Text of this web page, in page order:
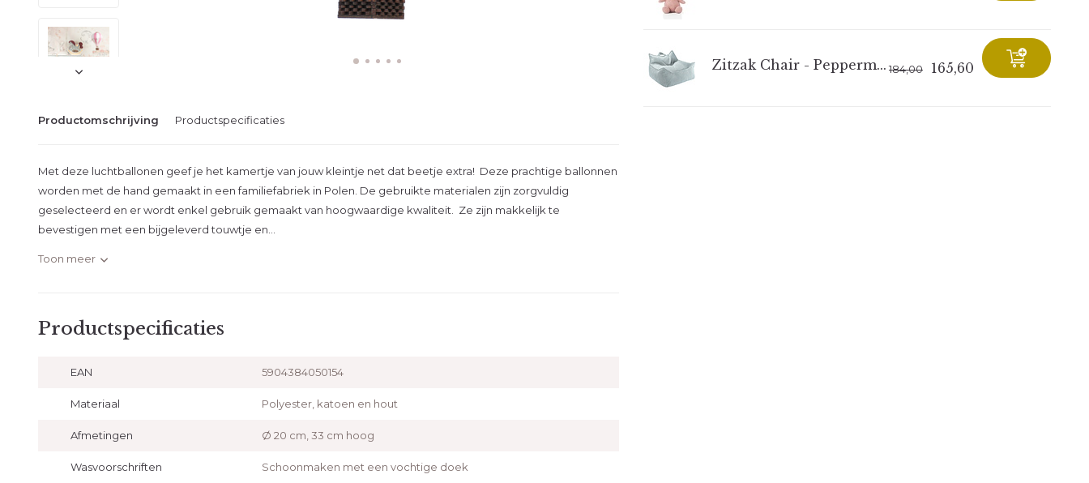
Productomschrijving Productspecificaties
Met deze luchtballonen geef je het kamertje van jouw kleintje net dat beetje extra! Deze prachtige ballonnen
worden met de hand gemaakt in een familiefabriek in Polen. De gebruikte materialen zijn zorgvuldig
geselecteerd en er wordt enkel gebruik gemaakt van hoogwaardige kwaliteit. Ze zijn makkelijk te
bevestigen met een bijgeleverd touwtje en...
Toon meer
Productspecificaties
EAN 5904384050154
Materiaal Polyester, katoen en hout
Afmetingen Ø 20 cm, 33 cm hoog
Wasvoorschriften Schoonmaken met een vochtige doek
Zitzak Chair - Pepperm... 184,00 165,60